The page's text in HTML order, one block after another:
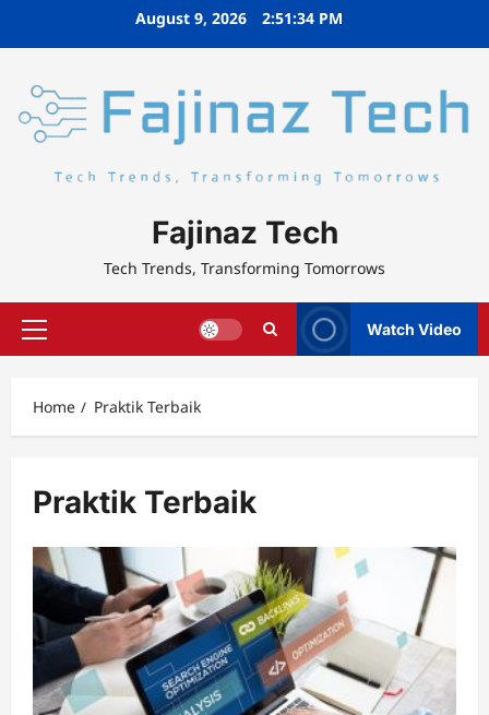
August 9, 2026 2:51:34 PM
Fajinaz Tech
Tech Trends, Transforming Tomorrows
Primary
Watch Video
Home Praktik Terbaik
Praktik Terbaik